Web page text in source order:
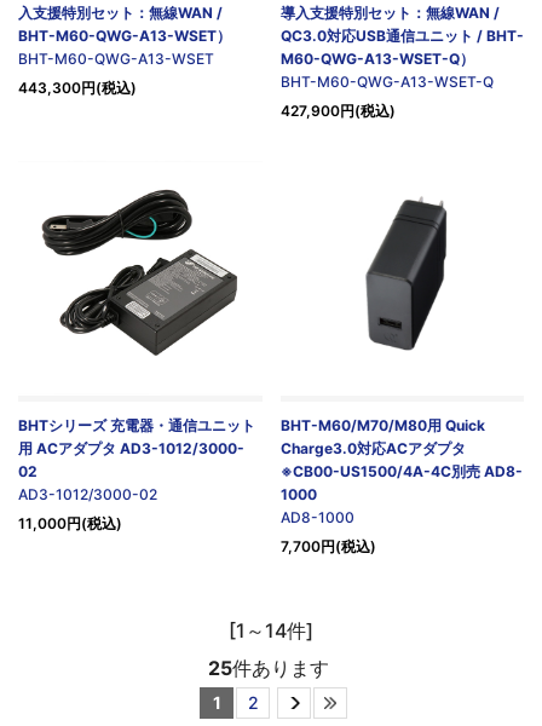
入支援特別セット：無線WAN /
BHT-M60-QWG-A13-WSET）
BHT-M60-QWG-A13-WSET
443,300円(税込)
導入支援特別セット：無線WAN /
QC3.0対応USB通信ユニット / BHT-
M60-QWG-A13-WSET-Q）
BHT-M60-QWG-A13-WSET-Q
427,900円(税込)
BHTシリーズ 充電器・通信ユニット
用 ACアダプタ AD3-1012/3000-
02
AD3-1012/3000-02
11,000円(税込)
BHT-M60/M70/M80用 Quick
Charge3.0対応ACアダプタ
※CB00-US1500/4A-4C別売 AD8-
1000
AD8-1000
7,700円(税込)
[1～14件]
25件あります
1 2